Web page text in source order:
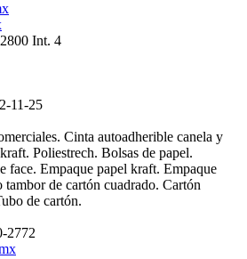
Int. 4
11-25
Cinta autoadherible canela y
Poliestrech. Bolsas de papel.
face. Empaque papel kraft. Empaque
de cartón cuadrado. Cartón
de cartón.
2772